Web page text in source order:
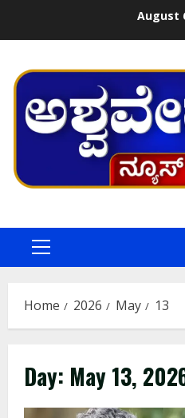
August
Primary
Home 2026 May 13
Day: May 13,